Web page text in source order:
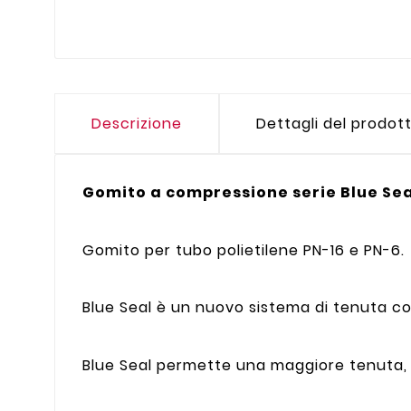
Descrizione Dettagli del
Gomito a compressione serie Blue
Gomito per tubo polietilene PN-16 e PN-6.
Blue Seal è un nuovo sistema di tenuta
Blue Seal permette una maggiore